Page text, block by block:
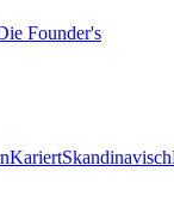
Founder's
KariertSkandinavisch